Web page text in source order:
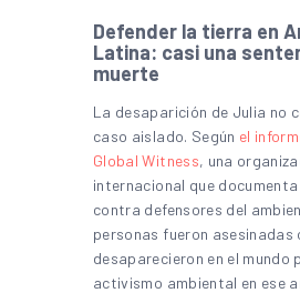
Defender la tierra en
Latina: casi una
muerte
La desaparición de Julia no
caso aislado. Según el
Global Witness, una
internacional que
contra defensores del
personas fueron asesinadas
desaparecieron en el mundo
activismo ambiental en ese